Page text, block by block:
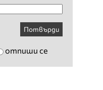
Потвърди
отпиши се